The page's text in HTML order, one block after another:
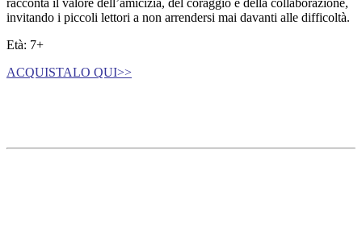
racconta il valore dell’amicizia, del coraggio e della collaborazione,
invitando i piccoli lettori a non arrendersi mai davanti alle difficoltà.
Età: 7+
ACQUISTALO QUI>>